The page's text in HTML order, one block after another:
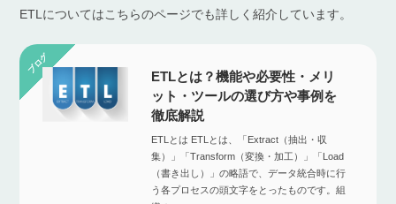
ETLについてはこちらのページでも詳しく紹介しています。
ETLとは？機能や必要性・メリ
ット・ツールの選び方や事例を
徹底解説
ETLとは ETLとは、「Extract（抽出・収
集）」「Transform（変換・加工）」「Load
（書き出し）」の略語で、データ統合時に行
う各プロセスの頭文字をとったものです。組